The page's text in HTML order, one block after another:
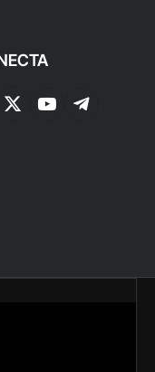
X
YouTubeTelegram